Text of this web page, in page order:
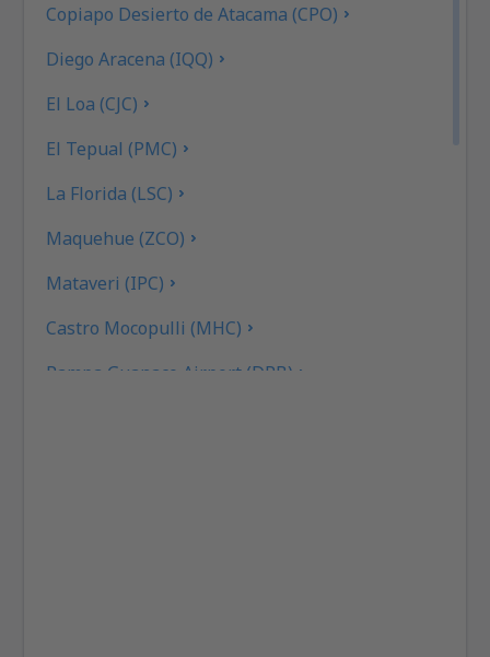
Copiapo Desierto de Atacama (CPO)
Diego Aracena (IQQ)
El Loa (CJC)
El Tepual (PMC)
La Florida (LSC)
Maquehue (ZCO)
Mataveri (IPC)
Castro Mocopulli (MHC)
Pampa Guanaco Airport (DPB)